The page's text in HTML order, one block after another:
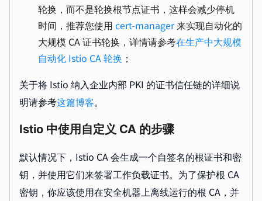
轮换，而不是轮换根节点证书，这样会减少停机
时间，推荐您使用 cert-manager来实现自动化的
大规模 CA 证书轮换，详情请参考在生产中大规模
自动化 Istio CA 轮换 ；
关于将 Istio 纳入企业内部 PKI 的证书信任链的详细说
明请参考这篇博客。
Istio 中使用自定义 CA 的步骤
默认情况下，Istio CA 会生成一个自签名的根证书和密
钥，并使用它们来签署工作负载证书。为了保护根 CA
密钥，你应该使用在安全机器上离线运行的根 CA，并